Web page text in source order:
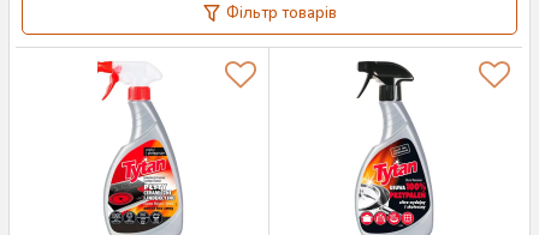
Фільтр товарів